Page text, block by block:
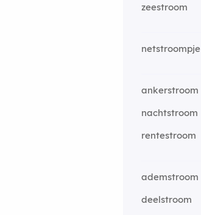
zeestroom
netstroompje
ankerstroom
nachtstroom
rentestroom
ademstroom
deelstroom